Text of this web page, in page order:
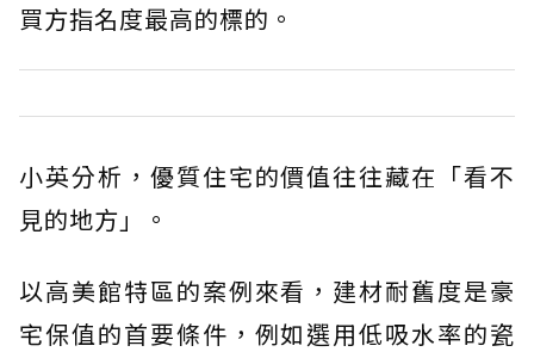
買方指名度最高的標的。
小英分析，優質住宅的價值往往藏在「看不
見的地方」。
以高美館特區的案例來看，建材耐舊度是豪
宅保值的首要條件，例如選用低吸水率的瓷